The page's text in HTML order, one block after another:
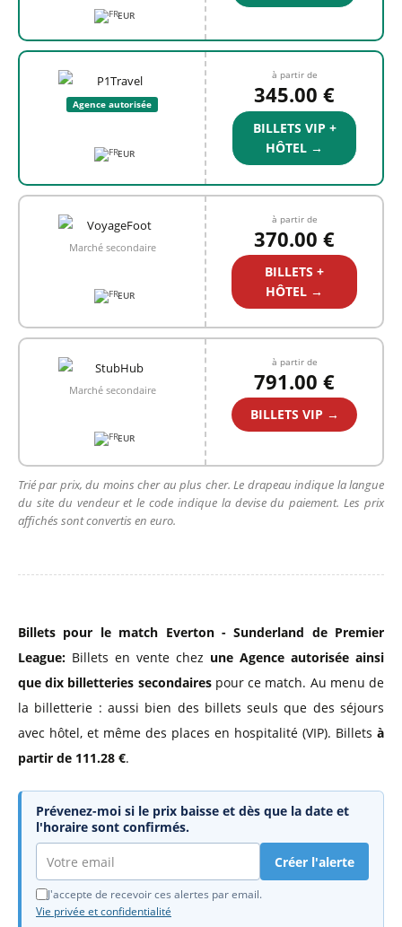
EUR
Agence autorisée
EUR
à partir de
345.00 €
BILLETS VIP +
HÔTEL →
Marché secondaire
EUR
à partir de
370.00 €
BILLETS +
HÔTEL →
Marché secondaire
EUR
à partir de
791.00 €
BILLETS VIP →
Trié par prix, du moins cher au plus cher. Le drapeau indique la langue
du site du vendeur et le code indique la devise du paiement. Les prix
affichés sont convertis en euro.
Billets pour le match Everton - Sunderland de Premier
League: Billets en vente chez une Agence autorisée ainsi
que dix billetteries secondairespour ce match. Au menu de
la billetterie : aussi bien des billets seuls que des séjours
avec hôtel, et même des places en hospitalité (VIP). Billets à
partir de 111.28 €.
Prévenez-moi si le prix baisse et dès que la date et
l'horaire sont confirmés.
Créer l'alerte
J'accepte de recevoir ces alertes par email.
Vie privée et confidentialité